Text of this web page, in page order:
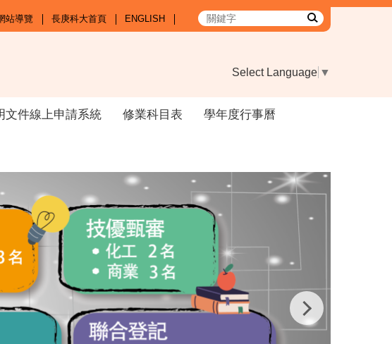
站導覽 長庚科大首頁 ENGLISH
Select Language ▼
文件線上申請系統 修業科目表 學年度行事曆